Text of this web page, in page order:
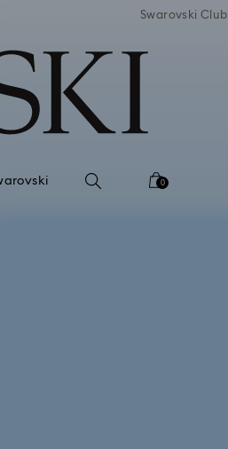
Bezplatné standardní dodání při
objednávce nad 2 460 Kč
Swarovski Club
0